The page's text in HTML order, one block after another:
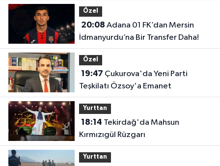
Özel
20:08
İdmanyurdu’na Bir Transfer Daha!
Özel
19:47
Teşkilatı Özsoy'a Emanet
Yurttan
18:14
Kırmızıgül Rüzgarı
Yurttan